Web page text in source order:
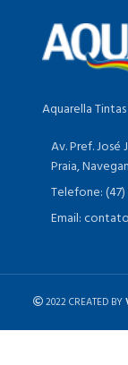
Aquarella Tintas
Av. Pref. José
Praia,
Telefone:
Email:
2022 CREATED BY